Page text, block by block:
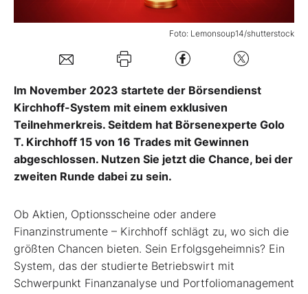
Foto: Lemonsoup14/shutterstock
Im November 2023 startete der Börsendienst
Kirchhoff-System mit einem exklusiven
Teilnehmerkreis. Seitdem hat Börsenexperte Golo
T. Kirchhoff 15 von 16 Trades mit Gewinnen
abgeschlossen. Nutzen Sie jetzt die Chance, bei der
zweiten Runde dabei zu sein.
Ob Aktien, Optionsscheine oder andere
Finanzinstrumente – Kirchhoff schlägt zu, wo sich die
größten Chancen bieten. Sein Erfolgsgeheimnis? Ein
System, das der studierte Betriebswirt mit
Schwerpunkt Finanzanalyse und Portfoliomanagement